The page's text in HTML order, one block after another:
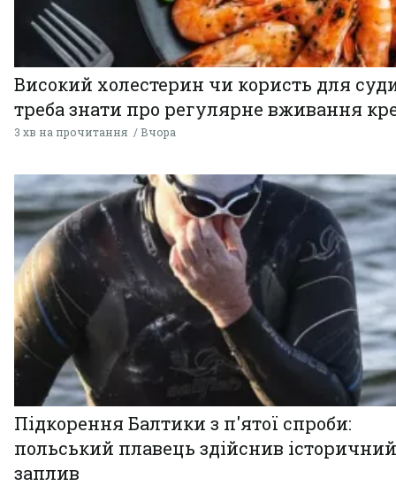
Високий холестерин чи користь для
треба знати про регулярне вживання
3 хв на прочитання Вчора
Підкорення Балтики з п'ятої спроби:
польський плавець здійснив історичний
заплив